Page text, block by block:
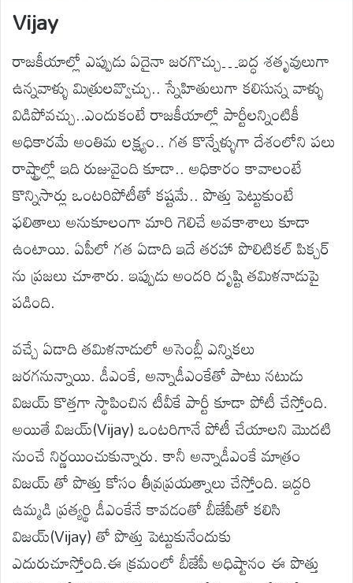
Vijay
రాజకీయాల్లో ఎప్పుడు ఏదైనా జరగొచ్చు…బద్ధ శతృవులుగా
ఉన్నవాళ్ళు మిత్రులవ్వొచ్చు.. స్నేహితులుగా కలిసున్న వాళ్ళు
విడిపోవచ్చు..ఎందుకంటే రాజకీయాల్లో పార్టీలన్నింటికీ
అధికారమే అంతిమ లక్ష్యం.. గత కొన్నేళ్ళుగా దేశంలోని పలు
రాష్ట్రాల్లో ఇది రుజువైంది కూడా.. అధికారం కావాలంటే
కొన్నిసార్లు ఒంటరిపోటీతో కష్టమే.. పొత్తు పెట్టుకుంటే
ఫలితాలు అనుకూలంగా మారి గెలిచే అవకాశాలు కూడా
ఉంటాయి. ఏపీలో గత ఏడాది ఇదే తరహా పొలిటికల్ పిక్చర్
ను ప్రజలు చూశారు. ఇప్పుడు అందరి దృష్టి తమిళనాడుపై
పడింది.
వచ్చే ఏడాది తమిళనాడులో అసెంబ్లీ ఎన్నికలు
జరగనున్నాయి. డీఎంకే, అన్నాడీఎంకేతో పాటు నటుడు
విజయ్ కొత్తగా స్థాపించిన టీవీకే పార్టీ కూడా పోటీ చేస్తోంది.
అయితే విజయ్(Vijay) ఒంటరిగానే పోటీ చేయాలని మొదటి
నుంచే నిర్ణయించుకున్నారు. కానీ అన్నాడీఎంకే మాత్రం
విజయ్ తో పొత్తు కోసం తీవ్రప్రయత్నాలు చేస్తోంది. ఇద్దరి
ఉమ్మడి ప్రత్యర్థి డీఎంకేనే కావడంతో బీజేపీతో కలిసి
విజయ్(Vijay) తో పొత్తు పెట్టుకునేందుకు
ఎదురుచూస్తోంది.ఈ క్రమంలో బీజేపీ అధిష్టానం ఈ పొత్తు